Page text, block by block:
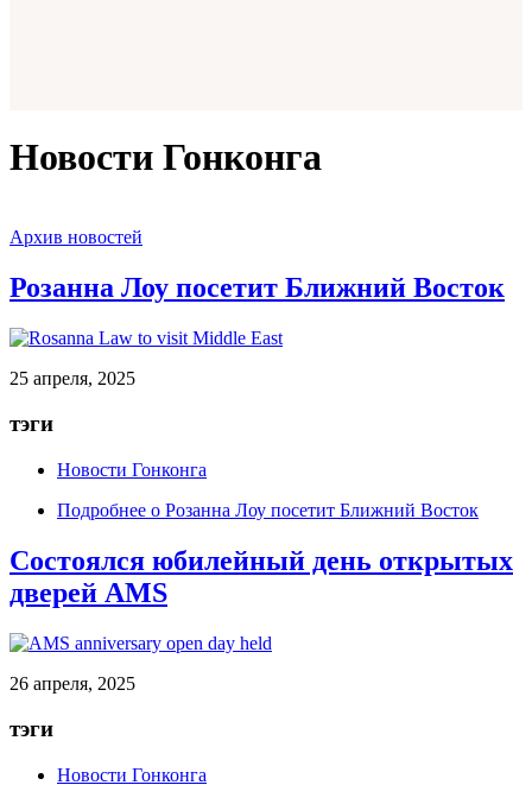
Новости Гонконга
Архив новостей
Розанна Лоу посетит Ближний Восток
25 апреля, 2025
тэги
Новости Гонконга
Подробнее о Розанна Лоу посетит Ближний Восток
Состоялся юбилейный день открытых
дверей AMS
26 апреля, 2025
тэги
Новости Гонконга